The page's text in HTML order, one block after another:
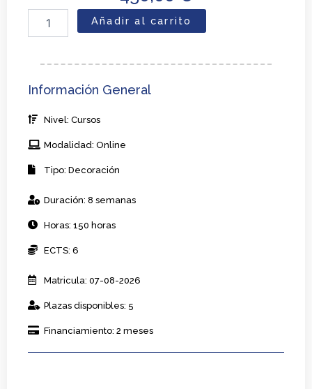
y
cantidad
Añadir al carrito
Información General
Nivel: Cursos
Modalidad: Online
Tipo: Decoración
Duración: 8 semanas
Horas: 150 horas
ECTS: 6
Matricula: 07-08-2026
Plazas disponibles: 5
Financiamiento: 2 meses